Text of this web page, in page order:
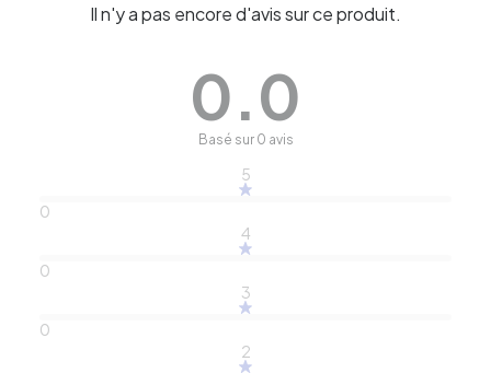
Il n'y a pas encore d'avis sur ce produit.
0.0
Basé sur 0 avis
5
0
4
0
3
0
2